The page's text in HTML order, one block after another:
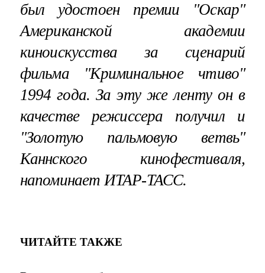
был удостоен премии "Оскар"
Американской академии
киноискусства за сценарий
фильма "Криминальное чтиво"
1994 года. За эту же ленту он в
качестве режиссера получил и
"Золотую пальмовую ветвь"
Каннского кинофестиваля,
напоминает ИТАР-ТАСС.
ЧИТАЙТЕ ТАКЖЕ